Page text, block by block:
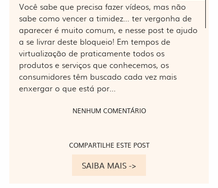
Você sabe que precisa fazer vídeos, mas não
sabe como vencer a timidez… ter vergonha de
aparecer é muito comum, e nesse post te ajudo
a se livrar deste bloqueio! Em tempos de
virtualização de praticamente todos os
produtos e serviços que conhecemos, os
consumidores têm buscado cada vez mais
enxergar o que está por…
NENHUM COMENTÁRIO
COMPARTILHE ESTE POST
SAIBA MAIS ->